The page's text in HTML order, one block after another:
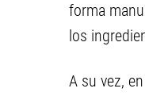
forma
los
A su vez,